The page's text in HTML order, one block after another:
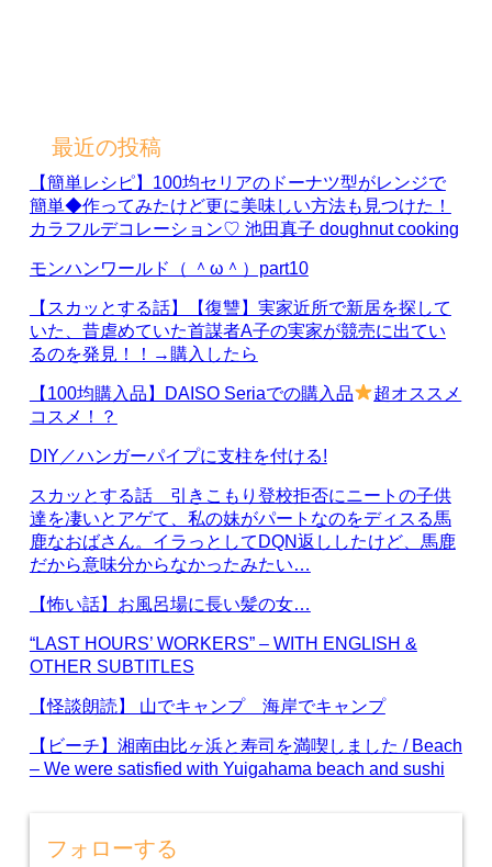
最近の投稿
【簡単レシピ】100均セリアのドーナツ型がレンジで
簡単◆作ってみたけど更に美味しい方法も見つけた！
カラフルデコレーション♡ 池田真子 doughnut cooking
モンハンワールド（ ＾ω＾）part10
【スカッとする話】【復讐】実家近所で新居を探して
いた、昔虐めていた首謀者A子の実家が競売に出てい
るのを発見！！→購入したら
【100均購入品】DAISO Seriaでの購入品
超オススメ
コスメ！？
DIY／ハンガーパイプに支柱を付ける!
スカッとする話 引きこもり登校拒否にニートの子供
達を凄いとアゲて、私の妹がパートなのをディスる馬
鹿なおばさん。イラっとしてDQN返ししたけど、馬鹿
だから意味分からなかったみたい…
【怖い話】お風呂場に長い髪の女…
“LAST HOURS’ WORKERS” – WITH ENGLISH &
OTHER SUBTITLES
【怪談朗読】 山でキャンプ 海岸でキャンプ
【ビーチ】湘南由比ヶ浜と寿司を満喫しました / Beach
– We were satisfied with Yuigahama beach and sushi
フォローする